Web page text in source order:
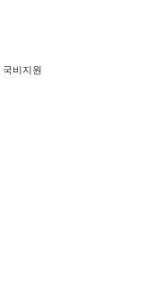
국비지원